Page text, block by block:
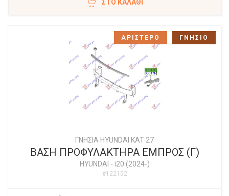
ΣΤΟ ΚΑΛΆΘΙ
ΓΝΗΣΙΑ HYUNDAI KAT 27
ΒΑΣΗ ΠΡΟΦΥΛΑΚΤΗΡΑ ΕΜΠΡΟΣ (Γ)
HYUNDAI - i20 (2024-)
#122152
ΑΡΙΣΤΕΡΟ ΓΝΗΣΙΟ